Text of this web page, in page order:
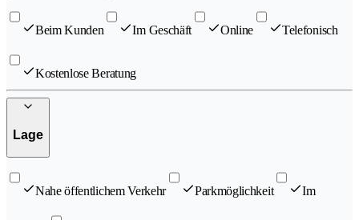
Beim Kunden Im Geschäft Online Telefonisch
Kostenlose Beratung
Lage
Nahe öffentlichem Verkehr Parkmöglichkeit Im